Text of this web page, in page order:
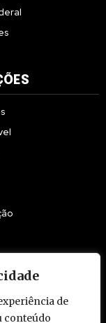
de
conteúdo
reservados. Brasil.